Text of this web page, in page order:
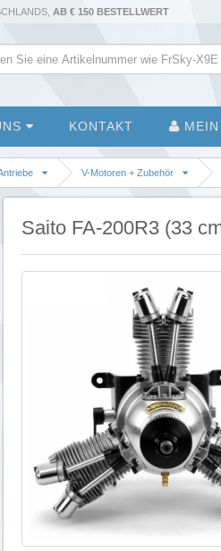
AB € 150 BESTELLWERT
KONTAKT
V-Motoren + Zubehör
Saito FA-200R3 (33